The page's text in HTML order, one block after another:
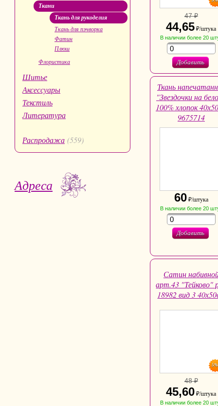
Ткани
Ткань для рукоделия
Ткань для пэчворка
Фатин
Плюш
Флористика
Шитье
Аксессуары
Текстиль
Литература
Распродажа (559)
Адреса
47 ₽
44,65 ₽/штука
В наличии более 20
Добавить
Ткань
"Звездочки на
100% хлопок
9675714
60 ₽/штука
В наличии более 20
Добавить
Сатин
арт.43 "Тейково"
18982 вид 3
5%
48 ₽
45,60 ₽/штука
В наличии более 20